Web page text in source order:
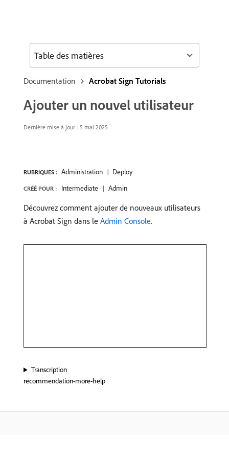
Documentation Acrobat Sign Tutorials
Ajouter un nouvel utilisateur
Dernière mise à jour : 5 mai 2025
RUBRIQUES : Administration Deploy
CRÉÉ POUR : Intermediate Admin
Découvrez comment ajouter de nouveaux utilisateurs
à Acrobat Sign dans le Admin Console.
Transcription
recommendation-more-help
Table des matières